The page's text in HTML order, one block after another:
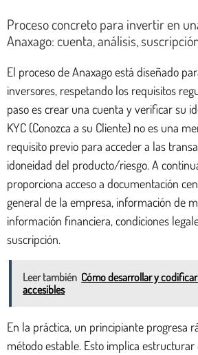
Proceso concreto para invertir en
Anaxago: cuenta, análisis,
El proceso de Anaxago está diseñado
inversores, respetando los requisitos
paso es crear una cuenta y verificar su
KYC (Conozca a su Cliente) no es una
requisito previo para acceder a las
idoneidad del producto/riesgo. A
proporciona acceso a documentación
general de la empresa, información de
información financiera, condiciones
suscripción.
Leer también Cómo desarrollar y
accesibles
En la práctica, un principiante progresa
método estable. Esto implica estructurar